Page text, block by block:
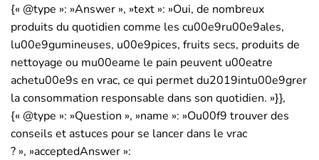
{« @type »: »Answer », »text »: »Oui, de nombreux
produits du quotidien comme les cu00e9ru00e9ales,
lu00e9gumineuses, u00e9pices, fruits secs, produits de
nettoyage ou mu00eame le pain peuvent u00eatre
achetu00e9s en vrac, ce qui permet du2019intu00e9grer
la consommation responsable dans son quotidien. »}},
{« @type »: »Question », »name »: »Ou00f9 trouver des
conseils et astuces pour se lancer dans le vrac
? », »acceptedAnswer »: